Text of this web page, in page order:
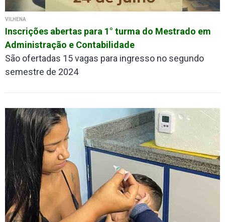
VILHENA
Inscrições abertas para 1° turma do Mestrado em
Administração e Contabilidade
São ofertadas 15 vagas para ingresso no segundo
semestre de 2024